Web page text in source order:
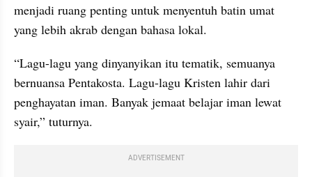
menjadi ruang penting untuk menyentuh batin umat
yang lebih akrab dengan bahasa lokal.
“Lagu-lagu yang dinyanyikan itu tematik, semuanya
bernuansa Pentakosta. Lagu-lagu Kristen lahir dari
penghayatan iman. Banyak jemaat belajar iman lewat
syair,” tuturnya.
ADVERTISEMENT